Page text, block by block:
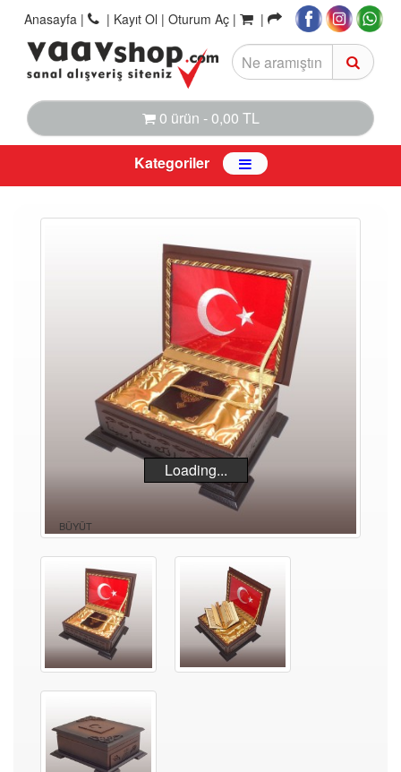
Anasayfa | | Kayıt Ol | Oturum Aç | |
0 ürün - 0,00 TL
Kategoriler
Loading...
BÜYÜT